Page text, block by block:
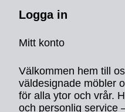
Logga in
Mitt konto
Välkommen hem till
väldesignade möbler
för alla ytor och vrår.
och personlig service